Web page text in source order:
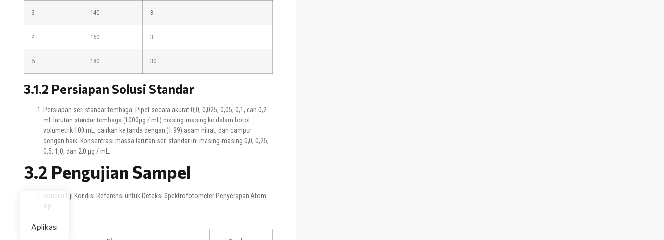
3 140 3
4 160 3
5 180 30
3.1.2 Persiapan Solusi Standar
Persiapan seri standar tembaga: Pipet secara akurat 0,0, 0,025, 0,05, 0,1, dan 0,2
mL larutan standar tembaga (1000μg / mL) masing-masing ke dalam botol
volumetrik 100 mL, cairkan ke tanda dengan (1 99) asam nitrat, dan campur
dengan baik. Konsentrasi massa larutan seri standar ini masing-masing 0,0, 0,25,
0,5, 1,0, dan 2,0 μg / mL.
3.2 Pengujian Sampel
Kondisi Uji Kondisi Referensi untuk Deteksi Spektrofotometer Penyerapan Atom
Api
Aplikasi